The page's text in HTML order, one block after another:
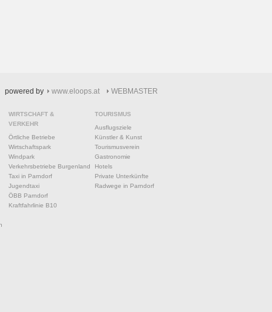
powered by www.eloops.at WEBMASTER
WIRTSCHAFT &
VERKEHR
Örtliche Betriebe
Wirtschaftspark
Windpark
Verkehrsbetriebe Burgenland
Taxi in Parndorf
Jugendtaxi
ÖBB Parndorf
Kraftfahrlinie B10
TOURISMUS
Ausflugsziele
Künstler & Kunst
Tourismusverein
Gastronomie
Hotels
Private Unterkünfte
Radwege in Parndorf